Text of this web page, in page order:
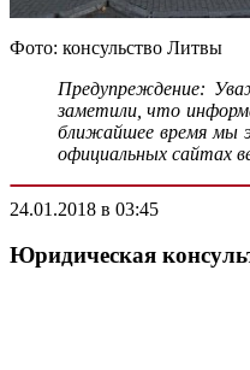
Фото: консульство Литвы
Предупреждение:
заметили, что
ближайшее время мы
официальных сайтах
24.01.2018 в 03:45
Юридическая